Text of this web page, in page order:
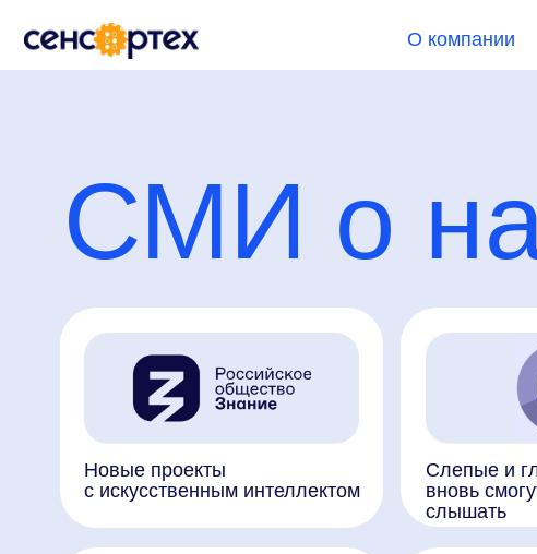
О компании
СМИ о нас
Новые проекты
с искусственным интеллектом
Слепые и глухие
вновь смогут